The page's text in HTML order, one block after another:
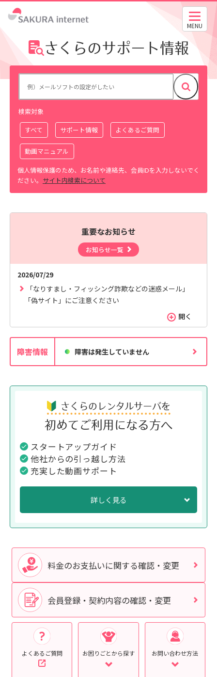
MENU
すべて
サポート情報
動画マニュアル
個人情報保護のため、お名前や連絡先、会員IDを入力しないでください。
サイト内検索について
さくらのサポート情報
検索対象
すべて
サポート情報 よくあるご質問
動画マニュアル
個人情報保護のため、お名前や連絡先、会員IDを入力しないでく
ださい。 サイト内検索について
重要なお知らせ
お知らせ一覧
2026/07/29
「なりすまし・フィッシング詐欺などの迷惑メール」
「偽サイト」にご注意ください
開く
障害情報 障害は発生していません
さくらのレンタルサーバを
初めてご利用になる方へ
スタートアップガイド
他社からの引っ越し方法
充実した動画サポート
詳しく見る
料金のお支払いに関する確認・変更
会員登録・契約内容の確認・変更
よくあるご質問 お困りごとから探す お問い合わせ方法